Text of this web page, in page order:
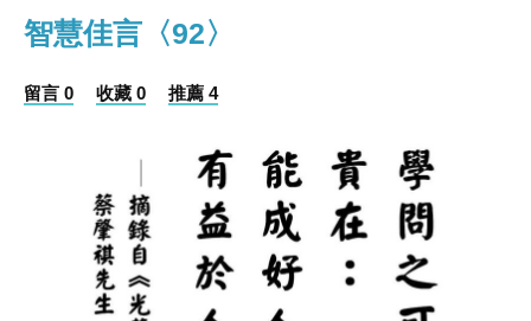
智慧佳言〈92〉
留言 0 收藏 0 推薦 4